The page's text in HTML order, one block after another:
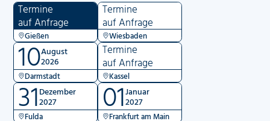
Termine
auf Anfrage
Gießen
Termine
auf Anfrage
Wiesbaden
10August
2026
Darmstadt
Termine
auf Anfrage
Kassel
31Dezember
2027
Fulda 01Januar
2027
Frankfurt am Main